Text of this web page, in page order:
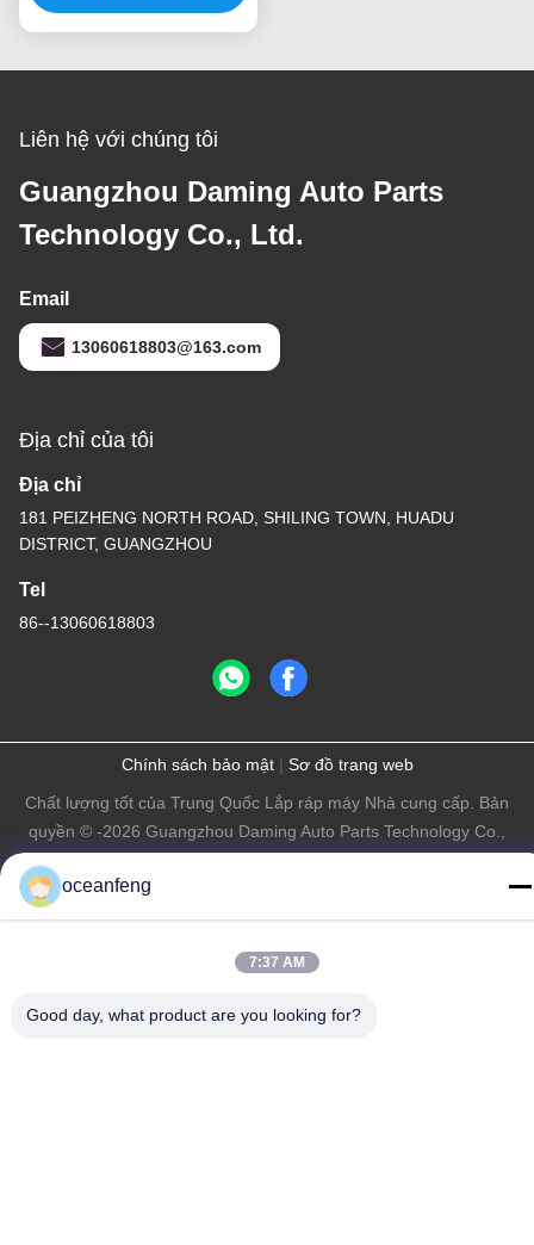
Sedan
Liên hệ với chúng tôi
Guangzhou Daming Auto Parts
Technology Co., Ltd.
Email
13060618803@163.com
Địa chỉ của tôi
Địa chỉ
181 PEIZHENG NORTH ROAD, SHILING TOWN, HUADU
DISTRICT, GUANGZHOU
Tel
86--13060618803
Chính sách bảo mật| Sơ đồ trang web
Chất lượng tốt của Trung Quốc Lắp ráp máy Nhà cung cấp. Bản
quyền © -2026 Guangzhou Daming Auto Parts Technology Co.,
oceanfeng
7:37 AM
Good day, what product are you looking for?